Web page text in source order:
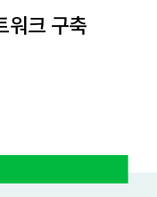
워크 구축